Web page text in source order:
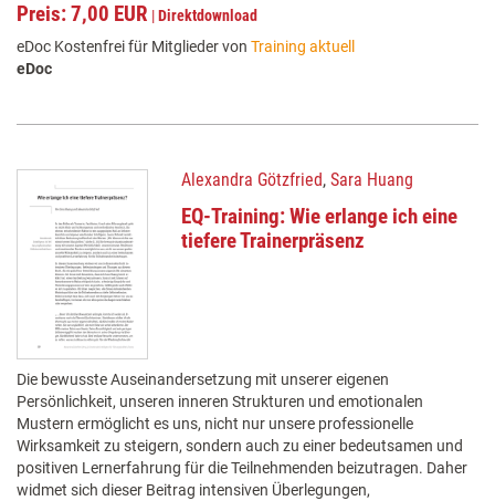
Preis: 7,00 EUR |Direktdownload
eDoc Kostenfrei für Mitglieder von Training aktuell
eDoc
Alexandra Götzfried,Sara Huang
EQ-Training: Wie erlange ich eine
tiefere Trainerpräsenz
Die bewusste Auseinandersetzung mit unserer eigenen
Persönlichkeit, unseren inneren Strukturen und emotionalen
Mustern ermöglicht es uns, nicht nur unsere professionelle
Wirksamkeit zu steigern, sondern auch zu einer bedeutsamen und
positiven Lernerfahrung für die Teilnehmenden beizutragen. Daher
widmet sich dieser Beitrag intensiven Überlegungen,